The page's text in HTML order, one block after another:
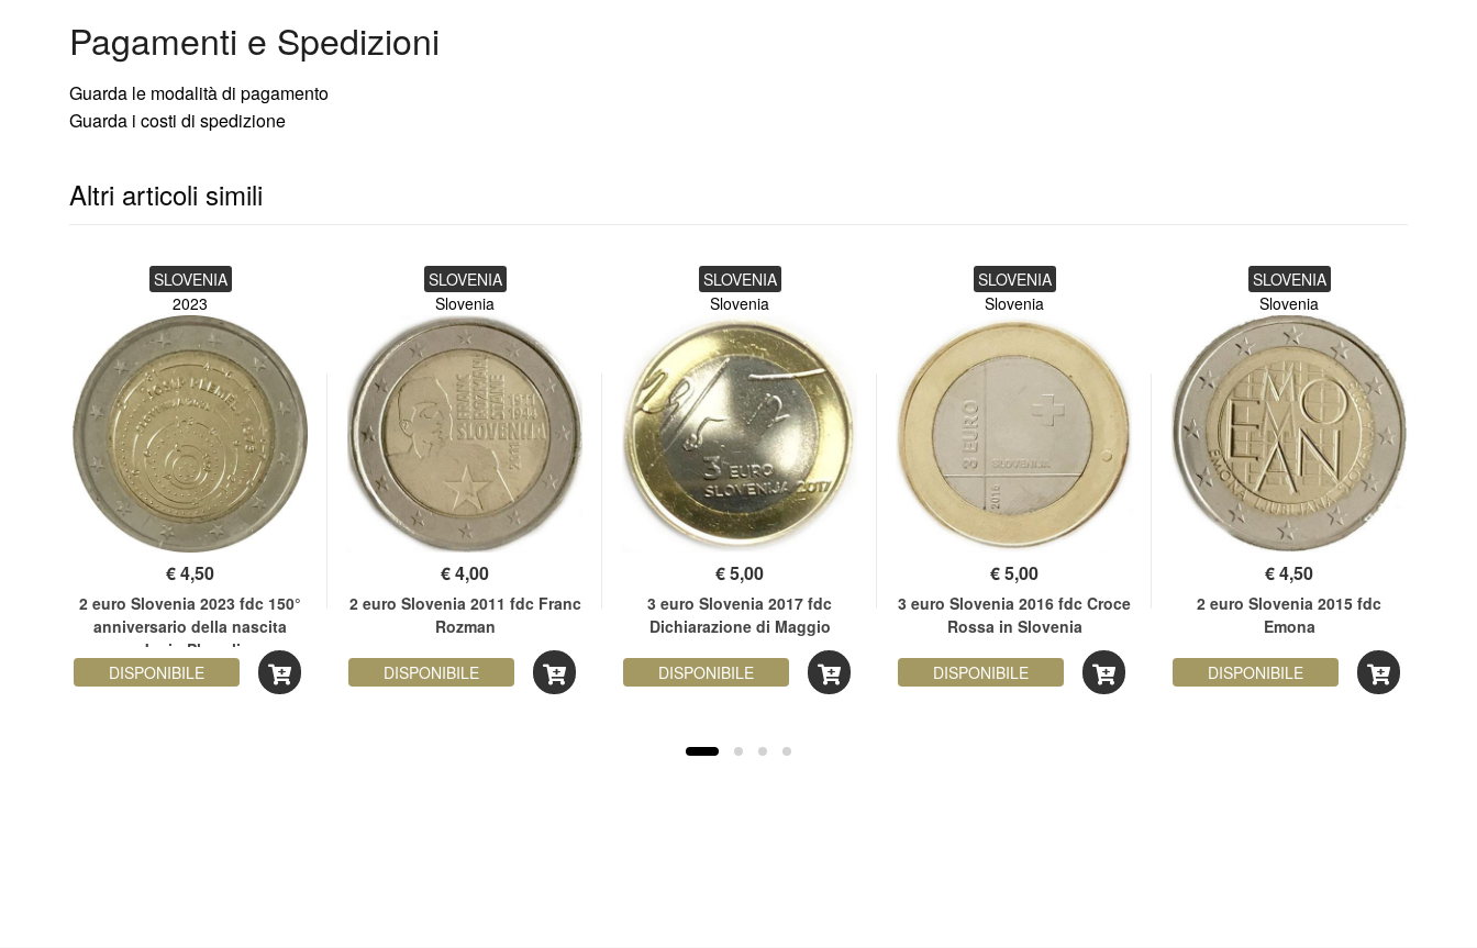
Pagamenti e Spedizioni
Guarda le modalità di pagamento
Guarda i costi di spedizione
Altri articoli simili
SLOVENIA
2023
€4,50
2 euro Slovenia 2023 fdc 150°
anniversario della nascita
Josip Plemelj
DISPONIBILE
SLOVENIA
Slovenia
€4,00
2 euro Slovenia 2011 fdc Franc
Rozman
DISPONIBILE
SLOVENIA
Slovenia
€5,00
3 euro Slovenia 2017 fdc
Dichiarazione di Maggio
DISPONIBILE
SLOVENIA
Slovenia
€5,00
3 euro Slovenia 2016 fdc Croce
Rossa in Slovenia
DISPONIBILE
SLOVENIA
Slovenia
€4,50
2 euro Slovenia 2015 fdc
Emona
DISPONIBILE